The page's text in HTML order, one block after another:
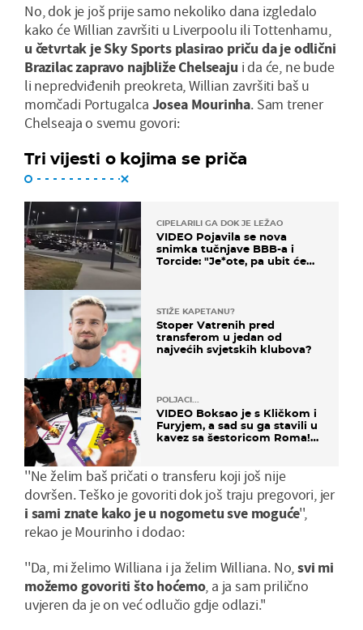
No, dok je još prije samo nekoliko dana izgledalo
kako će Willian završiti u Liverpoolu ili Tottenhamu,
u četvrtak je Sky Sports plasirao priču da je odlični
Brazilac zapravo najbliže Chelseaju i da će, ne bude
li nepredviđenih preokreta, Willian završiti baš u
momčadi Portugalca Josea Mourinha. Sam trener
Chelseaja o svemu govori:
Tri vijesti o kojima se priča
CIPELARILI GA DOK JE LEŽAO
VIDEO Pojavila se nova
snimka tučnjave BBB-a i
Torcide: "Je*ote, pa ubit će
STIŽE KAPETANU?
Stoper Vatrenih pred
transferom u jedan od
najvećih svjetskih klubova?
POLJACI...
VIDEO Boksao je s Kličkom i
Furyjem, a sad su ga stavili u
kavez sa šestoricom Roma!
''Ne želim baš pričati o transferu koji još nije
dovršen. Teško je govoriti dok još traju pregovori, jer
i sami znate kako je u nogometu sve moguće'',
rekao je Mourinho i dodao:
''Da, mi želimo Williana i ja želim Williana. No,svi mi
možemo govoriti što hoćemo, a ja sam prilično
uvjeren da je on već odlučio gdje odlazi.''